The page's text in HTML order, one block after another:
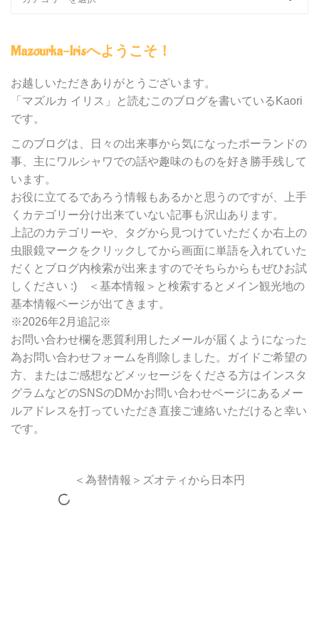
の
テ
ゴ
ー
別
検
索
Mazourka-Irisへようこそ！
お越しいただきありがとうございます。
「マズルカ イリス」と読むこのブログを書いているKaori
です。
このブログは、日々の出来事から気になったポーランドの
事、主にワルシャワでの話や趣味のものを好き勝手残して
います。
お役に立てるであろう情報もあるかと思うのですが、上手
くカテゴリー分け出来ていない記事も沢山あります。
上記のカテゴリーや、タグから見つけていただくか右上の
虫眼鏡マークをクリックしてから画面に単語を入れていた
だくとブログ内検索が出来ますのでそちらからもぜひお試
しください :) ＜基本情報＞と検索するとメイン観光地の
基本情報ページが出てきます。
※2026年2月追記※
お問い合わせ欄を悪質利用したメールが届くようになった
為お問い合わせフォームを削除しました。ガイドご希望の
方、またはご感想などメッセージをくださる方はインスタ
グラムなどのSNSのDMかお問い合わせページにあるメー
ルアドレスを打っていただき直接ご連絡いただけると幸い
です。
＜為替情報＞ズオティから日本円